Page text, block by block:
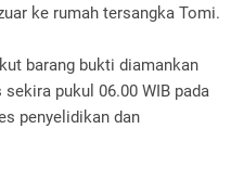
ke rumah tersangka Tomi.
barang bukti diamankan
pukul 06.00 WIB pada
penyelidikan dan